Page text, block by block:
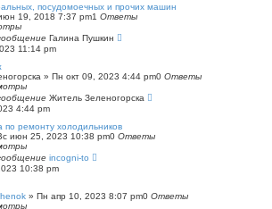
посудомоечных и прочих машин
19, 2018 7:37 pm1 Ответы
Галина Пушкин
11:14 pm
» Пн окт 09, 2023 4:44 pm0 Ответы
Житель Зеленогорска
4:44 pm
по ремонту холодильников
июн 25, 2023 10:38 pm0 Ответы
incogni-to
10:38 pm
» Пн апр 10, 2023 8:07 pm0 Ответы